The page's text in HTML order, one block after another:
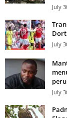
July
July
July